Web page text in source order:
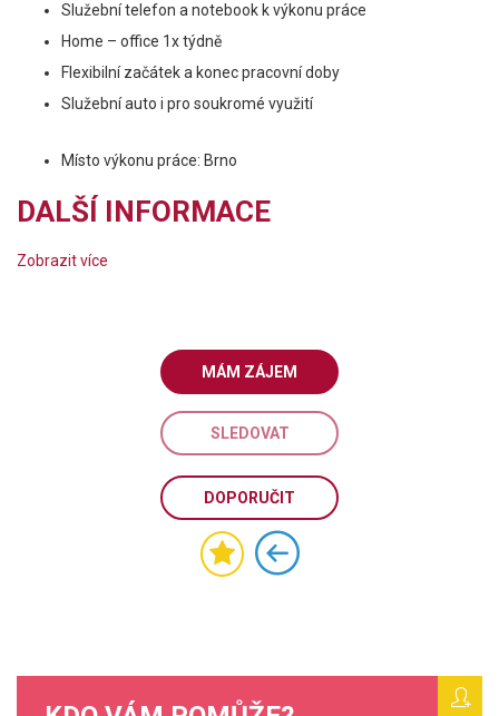
Služební telefon a notebook k výkonu práce
Home – office 1x týdně
Flexibilní začátek a konec pracovní doby
Služební auto i pro soukromé využití
Místo výkonu práce: Brno
DALŠÍ INFORMACE
Zobrazit více
MÁM ZÁJEM
SLEDOVAT
DOPORUČIT